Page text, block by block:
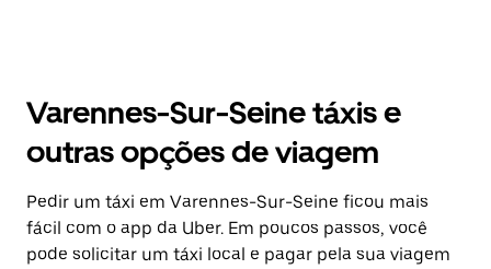
Varennes-Sur-Seine táxis e
outras opções de viagem
Pedir um táxi em Varennes-Sur-Seine ficou mais
fácil com o app da Uber. Em poucos passos, você
pode solicitar um táxi local e pagar pela sua viagem